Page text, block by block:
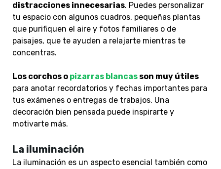
distracciones innecesarias. Puedes personalizar
tu espacio con algunos cuadros, pequeñas plantas
que purifiquen el aire y fotos familiares o de
paisajes, que te ayuden a relajarte mientras te
concentras.
Los corchos o pizarras blancas son muy útiles
para anotar recordatorios y fechas importantes para
tus exámenes o entregas de trabajos. Una
decoración bien pensada puede inspirarte y
motivarte más.
La iluminación
La iluminación es un aspecto esencial también como